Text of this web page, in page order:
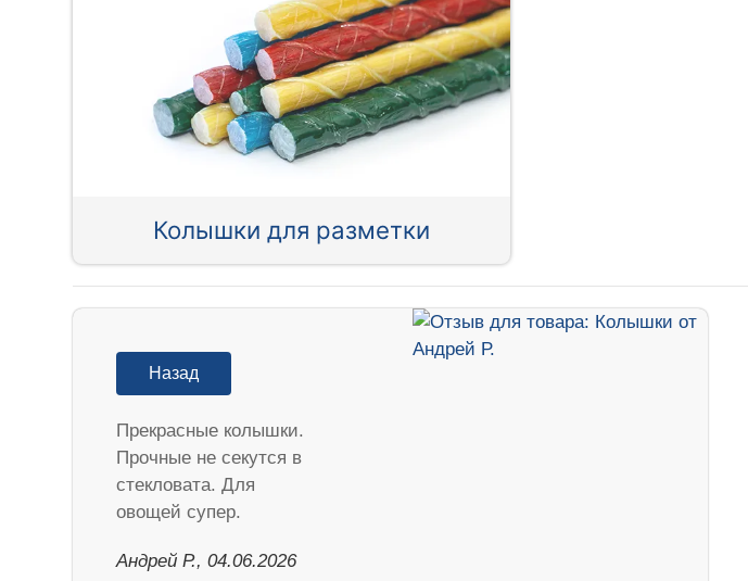
Колышки для разметки
Назад
Прекрасные колышки.
Прочные не секутся в
стекловата. Для
овощей супер.
Андрей Р., 04.06.2026